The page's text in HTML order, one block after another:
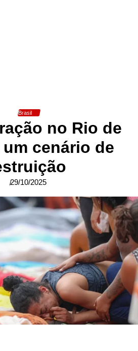
Brasil
no Rio de
cenário de
29/10/2025